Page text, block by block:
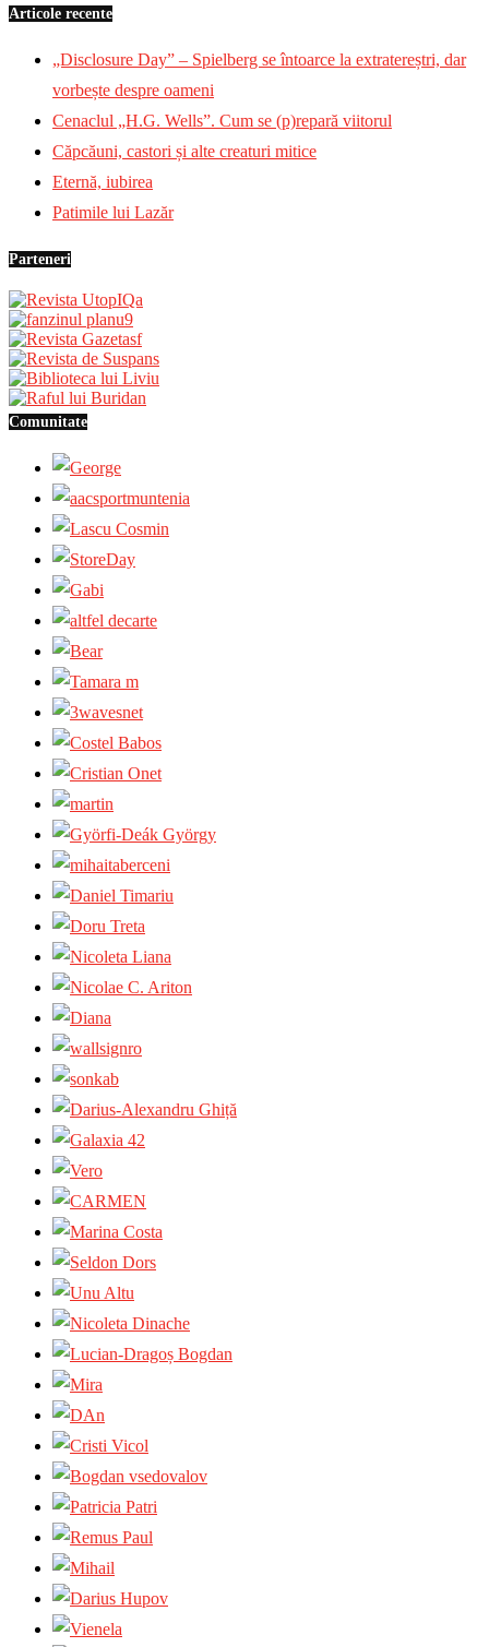
Articole recente
„Disclosure Day” – Spielberg se întoarce la extratereștri, dar
vorbește despre oameni
Cenaclul „H.G. Wells”. Cum se (p)repară viitorul
Căpcăuni, castori și alte creaturi mitice
Eternă, iubirea
Patimile lui Lazăr
Parteneri
Comunitate